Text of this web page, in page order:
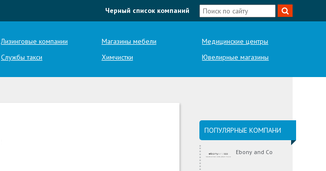
Черный список компаний
Лизинговые компании Магазины мебели
Медицинские центры
Службы такси Химчистки Ювелирные магазины
ПОПУЛЯРНЫЕ КОМПАНИ
Ebony and Co